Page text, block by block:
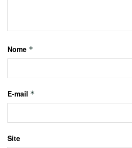
Nome *
E-mail *
Site